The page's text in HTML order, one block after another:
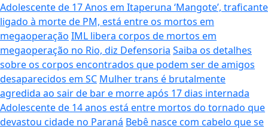
Adolescente de 17 Anos em Itaperuna ‘Mangote’, traficante
ligado à morte de PM, está entre os mortos em
megaoperação IML libera corpos de mortos em
megaoperação no Rio, diz Defensoria Saiba os detalhes
sobre os corpos encontrados que podem ser de amigos
desaparecidos em SC Mulher trans é brutalmente
agredida ao sair de bar e morre após 17 dias internada
Adolescente de 14 anos está entre mortos do tornado que
devastou cidade no Paraná Bebê nasce com cabelo que se